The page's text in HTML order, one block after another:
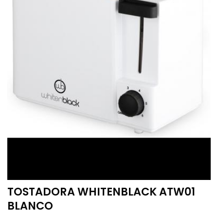
TOSTADORA WHITENBLACK ATW01
BLANCO